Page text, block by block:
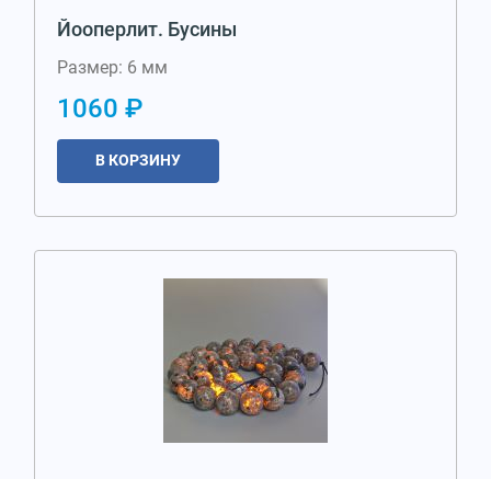
Йооперлит. Бусины
Размер: 6 мм
1060 ₽
В КОРЗИНУ